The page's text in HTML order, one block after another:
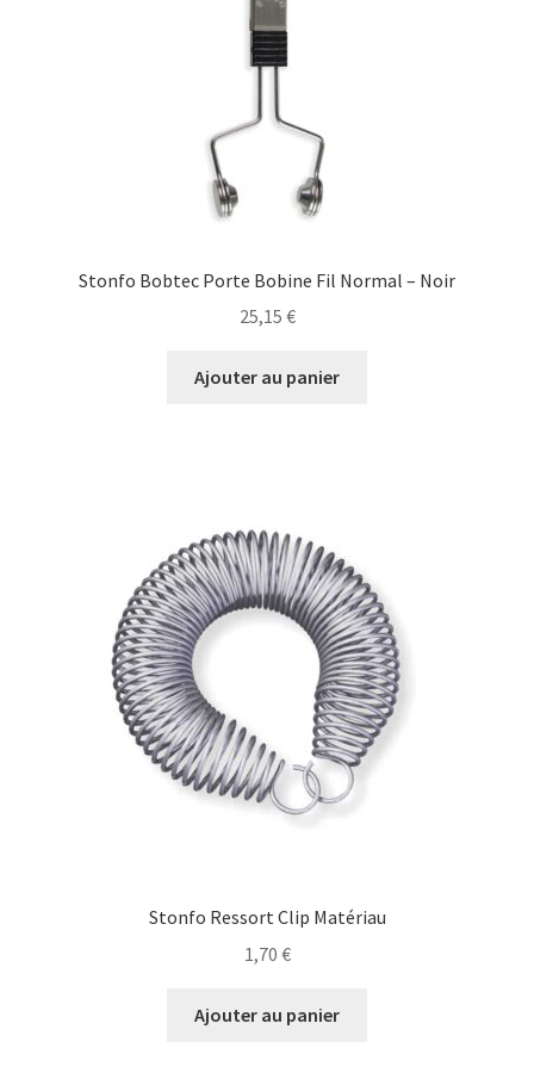
Stonfo Bobtec Porte Bobine Fil Normal – Noir
25,15 €
Ajouter au panier
Stonfo Ressort Clip Matériau
1,70 €
Ajouter au panier